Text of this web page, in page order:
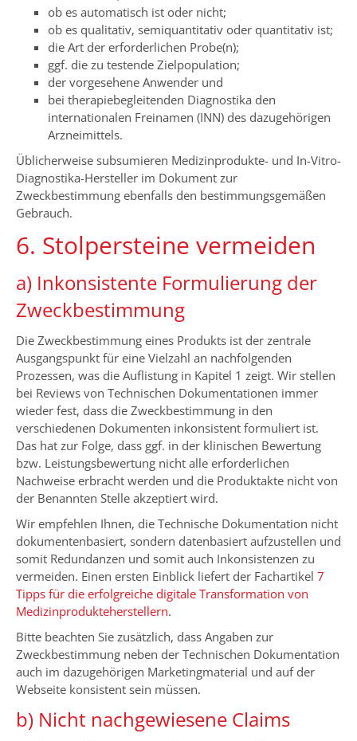
ob es automatisch ist oder nicht;
ob es qualitativ, semiquantitativ oder quantitativ ist;
die Art der erforderlichen Probe(n);
ggf. die zu testende Zielpopulation;
der vorgesehene Anwender und
bei therapiebegleitenden Diagnostika den
internationalen Freinamen (INN) des dazugehörigen
Arzneimittels.
Üblicherweise subsumieren Medizinprodukte- und In-Vitro-
Diagnostika-Hersteller im Dokument zur
Zweckbestimmung ebenfalls den bestimmungsgemäßen
Gebrauch.
6. Stolpersteine vermeiden
a) Inkonsistente Formulierung der
Zweckbestimmung
Die Zweckbestimmung eines Produkts ist der zentrale
Ausgangspunkt für eine Vielzahl an nachfolgenden
Prozessen, was die Auflistung in Kapitel 1 zeigt. Wir stellen
bei Reviews von Technischen Dokumentationen immer
wieder fest, dass die Zweckbestimmung in den
verschiedenen Dokumenten inkonsistent formuliert ist.
Das hat zur Folge, dass ggf. in der klinischen Bewertung
bzw. Leistungsbewertung nicht alle erforderlichen
Nachweise erbracht werden und die Produktakte nicht von
der Benannten Stelle akzeptiert wird.
Wir empfehlen Ihnen, die Technische Dokumentation nicht
dokumentenbasiert, sondern datenbasiert aufzustellen und
somit Redundanzen und somit auch Inkonsistenzen zu
vermeiden. Einen ersten Einblick liefert der Fachartikel 7
Tipps für die erfolgreiche digitale Transformation von
Medizinprodukteherstellern.
Bitte beachten Sie zusätzlich, dass Angaben zur
Zweckbestimmung neben der Technischen Dokumentation
auch im dazugehörigen Marketingmaterial und auf der
Webseite konsistent sein müssen.
b) Nicht nachgewiesene Claims